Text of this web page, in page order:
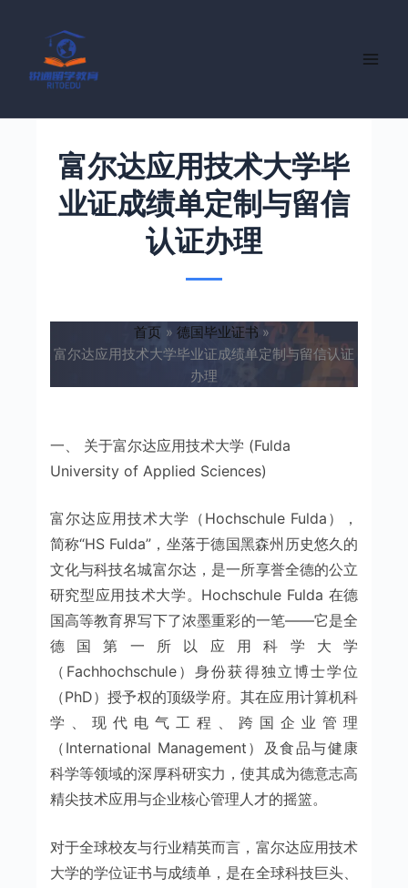
富尔达应用技术大学毕
业证成绩单定制与留信
认证办理
首页
德国毕业证书
富尔达应用技术大学毕业证成绩单定制与留信认证
办理
一、 关于富尔达应用技术大学 (Fulda
University of Applied Sciences)
富尔达应用技术大学（Hochschule Fulda），
简称“HS Fulda”，坐落于德国黑森州历史悠久的
文化与科技名城富尔达，是一所享誉全德的公立
研究型应用技术大学。Hochschule Fulda 在德
国高等教育界写下了浓墨重彩的一笔——它是全
德国第一所以应用科学大学
（Fachhochschule）身份获得独立博士学位
（PhD）授予权的顶级学府。其在应用计算机科
学、现代电气工程、跨国企业管理
（International Management）及食品与健康
科学等领域的深厚科研实力，使其成为德意志高
精尖技术应用与企业核心管理人才的摇篮。
对于全球校友与行业精英而言，富尔达应用技术
大学的学位证书与成绩单，是在全球科技巨头、